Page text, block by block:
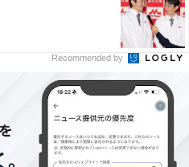
Recommended by